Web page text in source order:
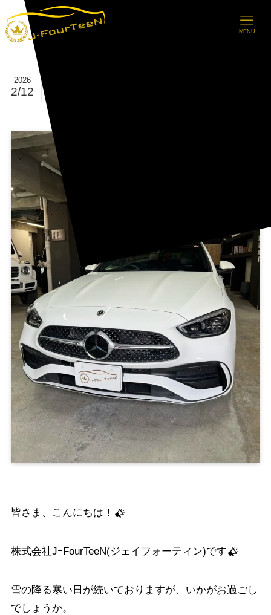
MENU
2026
2/12
皆さま、こんにちは！
株式会社JｰFourTeeN(ジェイフォーティン)です
雪の降る寒い日が続いておりますが、いかがお過ごし
でしょうか。